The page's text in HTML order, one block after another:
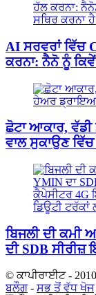
AI ਸਰਵਰਾਂ ਵਿੱਚ
ਕਰਨਾ: ਨੈਨੋ ਨੂੰ
ਛੋਟਾ ਆਕਾਰ,
ਵਾਲ ਸੁਕਾਉਣ
ਬਿਜਲੀ ਦੀ ਕਮੀ
ਦੀ SDB ਸੀਰੀਜ਼
© ਕਾਪੀਰਾਈਟ -
ਬਲੌਗ- ਸਭ ਤੋਂ ਵੱਧ ਖੋਜ